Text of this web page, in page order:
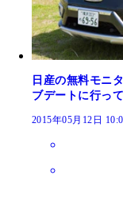
日産の無料モニ
ブデートに行っ
2015年05月12日